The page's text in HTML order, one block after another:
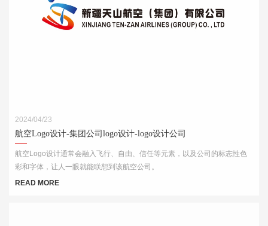
2024/04/23
航空Logo设计-集团公司logo设计-logo设计公司
航空Logo设计通常会融入飞行、自由、信任等元素，以及公司的标志性色
彩和字体，让人一眼就能联想到该航空公司。
READ MORE